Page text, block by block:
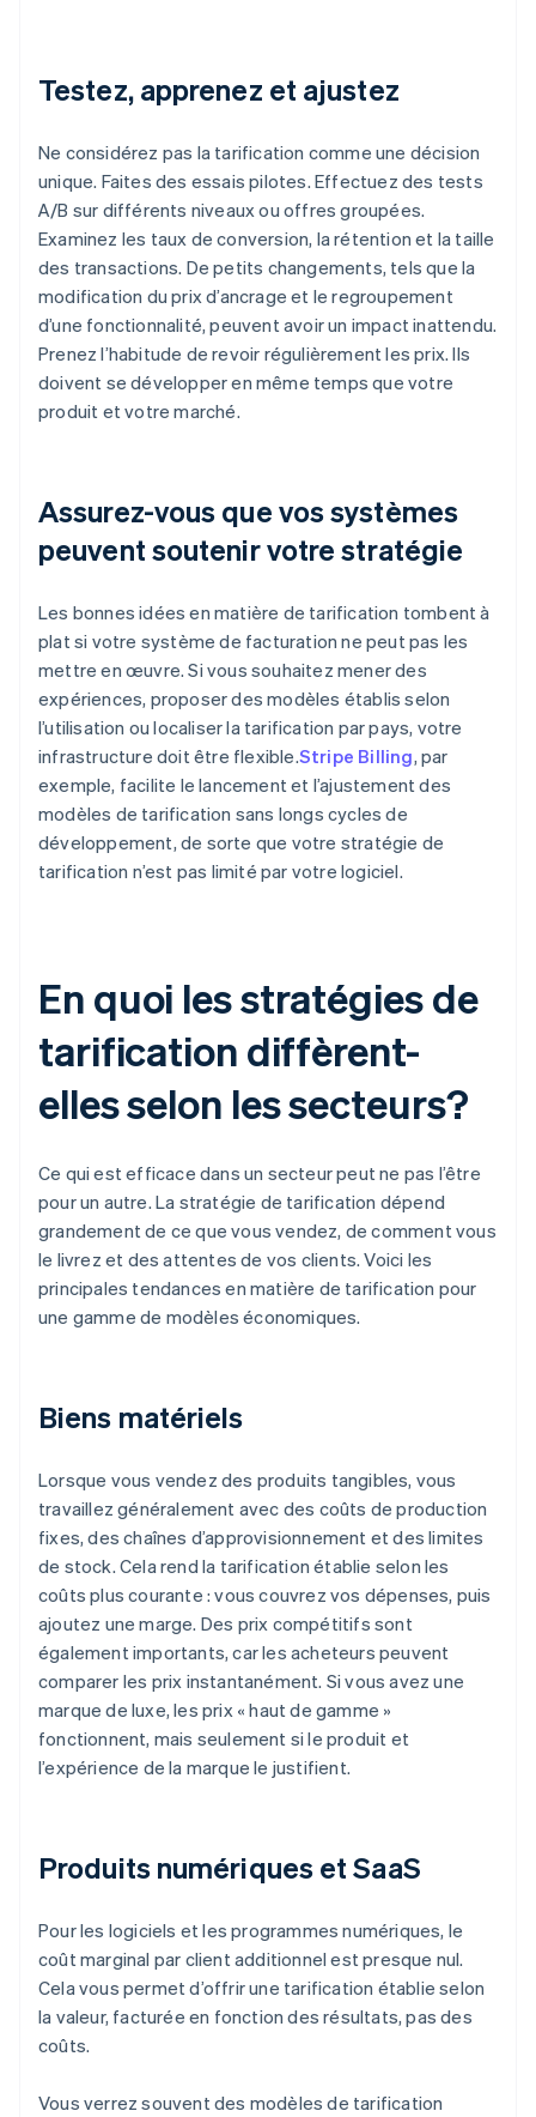
Testez, apprenez et ajustez
Ne considérez pas la tarification comme une décision
unique. Faites des essais pilotes. Effectuez des tests
A/B sur différents niveaux ou offres groupées.
Examinez les taux de conversion, la rétention et la taille
des transactions. De petits changements, tels que la
modification du prix d’ancrage et le regroupement
d’une fonctionnalité, peuvent avoir un impact inattendu.
Prenez l’habitude de revoir régulièrement les prix. Ils
doivent se développer en même temps que votre
produit et votre marché.
Assurez-vous que vos systèmes
peuvent soutenir votre stratégie
Les bonnes idées en matière de tarification tombent à
plat si votre système de facturation ne peut pas les
mettre en œuvre. Si vous souhaitez mener des
expériences, proposer des modèles établis selon
l’utilisation ou localiser la tarification par pays, votre
infrastructure doit être flexible.Stripe Billing, par
exemple, facilite le lancement et l’ajustement des
modèles de tarification sans longs cycles de
développement, de sorte que votre stratégie de
tarification n’est pas limité par votre logiciel.
En quoi les stratégies de
tarification diffèrent-
elles selon les secteurs?
Ce qui est efficace dans un secteur peut ne pas l’être
pour un autre. La stratégie de tarification dépend
grandement de ce que vous vendez, de comment vous
le livrez et des attentes de vos clients. Voici les
principales tendances en matière de tarification pour
une gamme de modèles économiques.
Biens matériels
Lorsque vous vendez des produits tangibles, vous
travaillez généralement avec des coûts de production
fixes, des chaînes d’approvisionnement et des limites
de stock. Cela rend la tarification établie selon les
coûts plus courante : vous couvrez vos dépenses, puis
ajoutez une marge. Des prix compétitifs sont
également importants, car les acheteurs peuvent
comparer les prix instantanément. Si vous avez une
marque de luxe, les prix « haut de gamme »
fonctionnent, mais seulement si le produit et
l’expérience de la marque le justifient.
Produits numériques et SaaS
Pour les logiciels et les programmes numériques, le
coût marginal par client additionnel est presque nul.
Cela vous permet d’offrir une tarification établie selon
la valeur, facturée en fonction des résultats, pas des
coûts.
Vous verrez souvent des modèles de tarification